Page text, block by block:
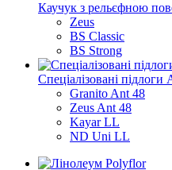
Каучук з рельєфною
Zeus
BS Classic
BS Strong
Спеціалізовані підлоги
Granito Ant 48
Zeus Ant 48
Kayar LL
ND Uni LL